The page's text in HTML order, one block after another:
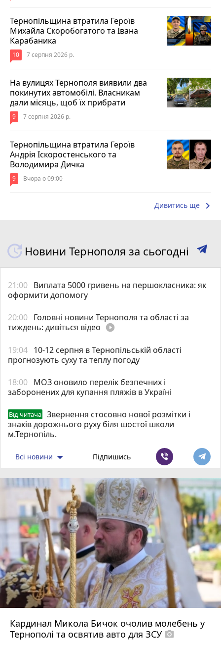
Тернопільщина втратила Героїв
Михайла Скоробогатого та Івана
Карабаника
10 7 серпня 2026 р.
На вулицях Тернополя виявили два
покинутих автомобілі. Власникам
дали місяць, щоб їх прибрати
9 7 серпня 2026 р.
Тернопільщина втратила Героїв
Андрія Іскоростенського та
Володимира Дичка
9 Вчора о 09:00
Дивитись ще keyboard_arrow_right
Новини Тернополя за сьогодні
21:00 Виплата 5000 гривень на першокласника: як
оформити допомогу
20:00 Головні новини Тернополя та області за
тиждень: дивіться відео play_circle_filled
19:04 10-12 серпня в Тернопільській області
прогнозують суху та теплу погоду
18:00 МОЗ оновило перелік безпечних і
заборонених для купання пляжів в Україні
Від читача
Звернення стосовно нової розмітки і
знаків дорожнього руху біля шостої школи
м.Тернопіль.
Всі новини Підпишись
Кардинал Микола Бичок очолив молебень у
Тернополі та освятив авто для ЗСУ photo_camera